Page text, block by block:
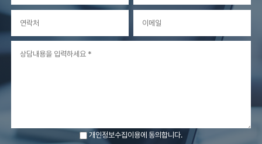
개인정보수집이용에 동의합니다.